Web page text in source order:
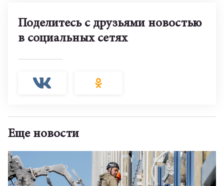
Поделитесь с друзьями новостью
в социальных сетях
Еще новости